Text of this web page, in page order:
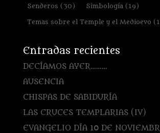
Senderos (30) Simbología(19)
Temas sobre el Temple y el Medioevo
Entradas recientes
DECÍAMOS AYER………
AUSENCIA
CHISPAS DE SABIDURÍA
LAS CRUCES TEMPLARIAS (IV)
EVANGELIO DÍA 10 DE